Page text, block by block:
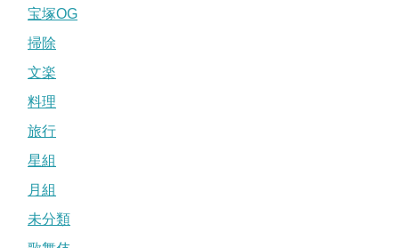
宝塚OG
掃除
文楽
料理
旅行
星組
月組
未分類